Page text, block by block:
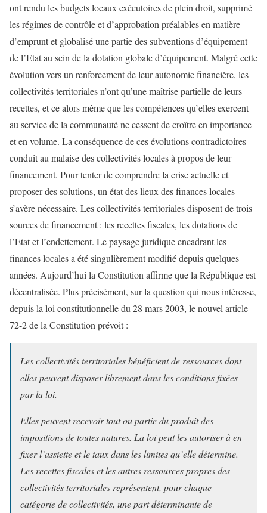
ont rendu les budgets locaux exécutoires de plein droit, supprimé
les régimes de contrôle et d’approbation préalables en matière
d’emprunt et globalisé une partie des subventions d’équipement
de l’Etat au sein de la dotation globale d’équipement. Malgré cette
évolution vers un renforcement de leur autonomie financière, les
collectivités territoriales n’ont qu’une maîtrise partielle de leurs
recettes, et ce alors même que les compétences qu’elles exercent
au service de la communauté ne cessent de croître en importance
et en volume. La conséquence de ces évolutions contradictoires
conduit au malaise des collectivités locales à propos de leur
financement. Pour tenter de comprendre la crise actuelle et
proposer des solutions, un état des lieux des finances locales
s’avère nécessaire. Les collectivités territoriales disposent de trois
sources de financement : les recettes fiscales, les dotations de
l’Etat et l’endettement. Le paysage juridique encadrant les
finances locales a été singulièrement modifié depuis quelques
années. Aujourd’hui la Constitution affirme que la République est
décentralisée. Plus précisément, sur la question qui nous intéresse,
depuis la loi constitutionnelle du 28 mars 2003, le nouvel article
72-2 de la Constitution prévoit :
Les collectivités territoriales bénéficient de ressources dont
elles peuvent disposer librement dans les conditions fixées
par la loi.
Elles peuvent recevoir tout ou partie du produit des
impositions de toutes natures. La loi peut les autoriser à en
fixer l’assiette et le taux dans les limites qu’elle détermine.
Les recettes fiscales et les autres ressources propres des
collectivités territoriales représentent, pour chaque
catégorie de collectivités, une part déterminante de